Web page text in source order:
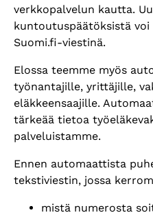
verkkopalvelun kautta.
kuntoutuspäätöksistä voi
Suomi.fi-viestinä.
Elossa teemme myös
työnantajille, yrittäjille,
eläkkeensaajille.
tärkeää tietoa
palveluistamme.
Ennen automaattista
tekstiviestin, jossa
mistä numerosta